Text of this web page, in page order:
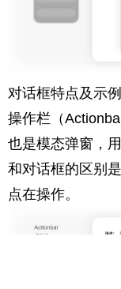
对话框特点及示例
操作栏（
也是模态弹窗，
和对话框的区别
点在操作。